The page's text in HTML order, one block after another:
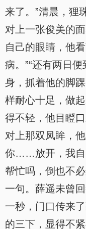
来了。”清晨，狸
对上一张俊美的
自己的眼睛，他
病。”“还有两日
身，抓着他的脚
样耐心十足，做
得不轻，他目瞪
对上那双凤眸，
你……放开，我自
帮忙吗，倒也不
一句。薛遥未曾
一秒，门口传来
的三下，显得不